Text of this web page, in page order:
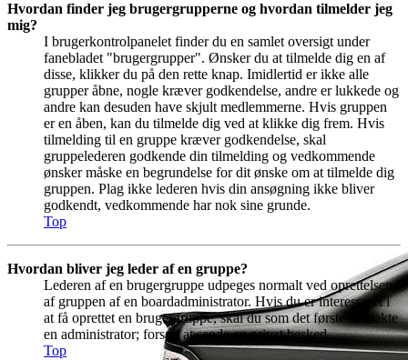
Hvordan finder jeg brugergrupperne og hvordan tilmelder jeg
mig?
I brugerkontrolpanelet finder du en samlet oversigt under
fanebladet "brugergrupper". Ønsker du at tilmelde dig en af
disse, klikker du på den rette knap. Imidlertid er ikke alle
grupper åbne, nogle kræver godkendelse, andre er lukkede og
andre kan desuden have skjult medlemmerne. Hvis gruppen
er en åben, kan du tilmelde dig ved at klikke dig frem. Hvis
tilmelding til en gruppe kræver godkendelse, skal
gruppelederen godkende din tilmelding og vedkommende
ønsker måske en begrundelse for dit ønske om at tilmelde dig
gruppen. Plag ikke lederen hvis din ansøgning ikke bliver
godkendt, vedkommende har nok sine grunde.
Top
Hvordan bliver jeg leder af en gruppe?
Lederen af en brugergruppe udpeges normalt ved oprettelsen
af gruppen af en boardadministrator. Hvis du er interesseret i
at få oprettet en brugergruppe, skal du som det første kontakte
en administrator; forsøg at sende en privat besked.
Top